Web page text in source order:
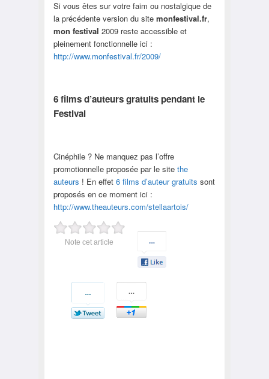
Si vous êtes sur votre faim ou nostalgique de
la précédente version du site monfestival.fr,
mon festival 2009 reste accessible et
pleinement fonctionnelle ici :
http://www.monfestival.fr/2009/
6 films d’auteurs gratuits pendant le
Festival
Cinéphile ? Ne manquez pas l’offre
promotionnelle proposée par le site the
auteurs ! En effet 6 films d’auteur gratuits sont
proposés en ce moment ici :
http://www.theauteurs.com/stellaartois/
Note cet article